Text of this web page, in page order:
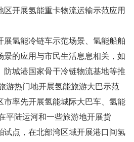
开展氢能重卡物流运输示范应用
展氢能冷链车示范场景、氢能船舶
景的应用与市民生活息息相关，如
防城港国家骨干冷链物流基地等推
游热门地开展氢能旅游大巴示范
市率先开展氢能城际大巴车、氢能
平陆运河和一些旅游地开展货
试点，在北部湾区域开展港口间氢